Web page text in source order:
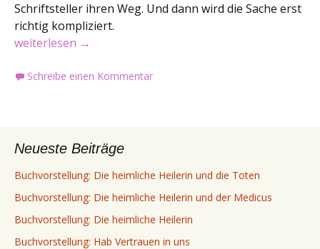
Schriftsteller ihren Weg. Und dann wird die Sache erst
richtig kompliziert.
Buchvorstellung: Altes Haus und neues Glück
weiterlesen →
Schreibe einen Kommentar
Neueste Beiträge
Buchvorstellung: Die heimliche Heilerin und die Toten
Buchvorstellung: Die heimliche Heilerin und der Medicus
Buchvorstellung: Die heimliche Heilerin
Buchvorstellung: Hab Vertrauen in uns